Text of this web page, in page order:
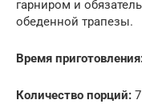
гарниром и
обеденной трапезы.
Время
Количество порций: 7